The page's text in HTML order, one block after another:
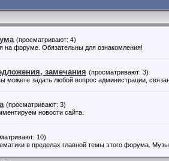
(просматривают: 4)
на форуме. Обязательны для ознакомления!
замечания (просматривают: 3)
можете задать любой вопрос администрации,
(просматривают: 3)
новости сайта.
10)
в пределах главной темы этого форума.